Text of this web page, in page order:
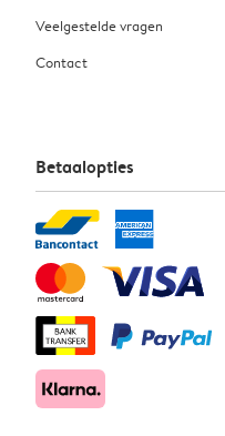
Veelgestelde vragen
Contact
Betaalopties